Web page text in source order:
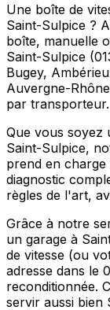
Une boîte de
Saint-Sulpice ?
boîte, manuelle
Saint-Sulpice
Bugey,
Auvergne-
par transporteur.
Que vous soyez
Saint-Sulpice,
prend en
diagnostic
règles de l'art,
Grâce à notre
un garage à
de vitesse (ou
adresse dans le
reconditionnée.
servir aussi bien